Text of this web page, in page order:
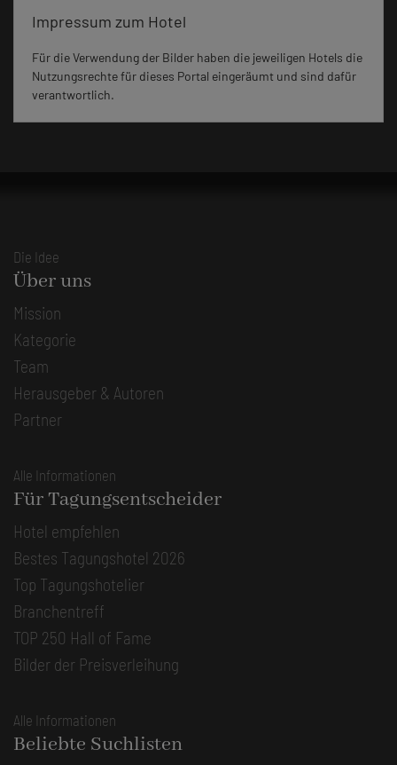
Impressum zum Hotel
Für die Verwendung der Bilder haben die jeweiligen Hotels die
Nutzungsrechte für dieses Portal eingeräumt und sind dafür
verantwortlich.
Die Idee
Über uns
Mission
Kategorie
Team
Herausgeber & Autoren
Partner
Alle Informationen
Für Tagungsentscheider
Hotel empfehlen
Bestes Tagungshotel 2026
Top Tagungshotelier
Branchentreff
TOP 250 Hall of Fame
Bilder der Preisverleihung
Alle Informationen
Beliebte Suchlisten